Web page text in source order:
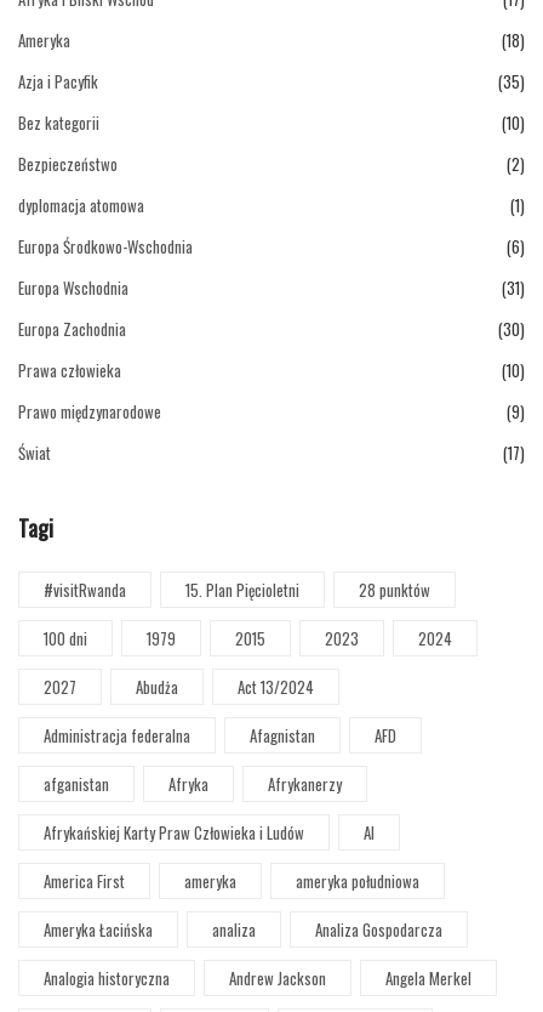
Ameryka
(18)
Azja i Pacyfik
(35)
Bez kategorii
(10)
Bezpieczeństwo
(2)
dyplomacja atomowa
(1)
Europa Środkowo-Wschodnia
(6)
Europa Wschodnia
(31)
Europa Zachodnia
(30)
Prawa człowieka
(10)
Prawo międzynarodowe
(9)
Świat
(17)
Tagi
#visitRwanda 15. Plan Pięcioletni
28 punktów
100 dni
1979 2015 2023
2024
2027
Abudża
Act 13/2024
Administracja federalna
Afagnistan
AFD
afganistan
Afryka
Afrykanerzy
Afrykańskiej Karty Praw Człowieka i Ludów
AI
America First
ameryka
ameryka południowa
Ameryka Łacińska
analiza
Analiza Gospodarcza
Analogia historyczna
Andrew Jackson
Angela Merkel